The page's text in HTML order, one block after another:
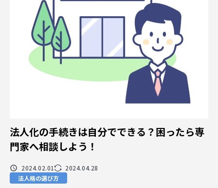
法人化の手続きは自分でできる？困ったら専
門家へ相談しよう！
2024.02.01
2024.04.28
法人格の選び方